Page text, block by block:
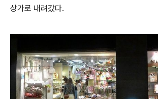
상가로 내려갔다.